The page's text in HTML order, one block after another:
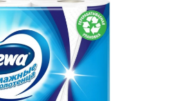
ПРОДУКЦИЯ